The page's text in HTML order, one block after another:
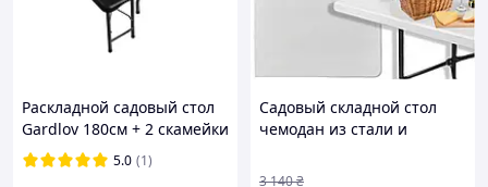
Раскладной садовый стол
Gardlov 180см + 2 скамейки
черный
5.0 (1)
Садовый складной стол
чемодан из стали и
прочный Белый Denver
3 140₴